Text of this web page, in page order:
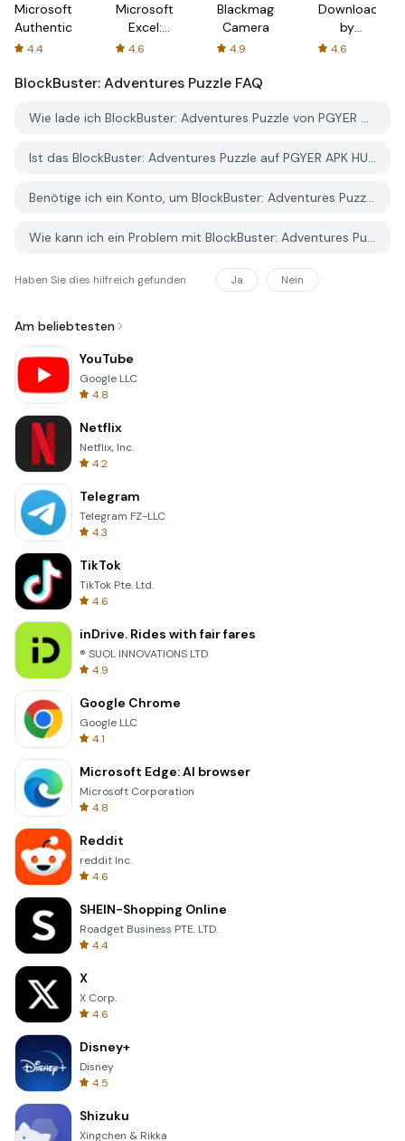
Microsoft
Authenticator
4.4
Microsoft
Excel:
Spreadsheets
4.6
Blackmagic
Camera
4.9
Downloader
by
AFTVnews
4.6
BlockBuster: Adventures Puzzle FAQ
Wie lade ich BlockBuster: Adventures Puzzle von PGYER APK HUB herunter?
Ist das BlockBuster: Adventures Puzzle auf PGYER APK HUB kostenlos zum Download?
Benötige ich ein Konto, um BlockBuster: Adventures Puzzle von PGYER APK HUB herunterzuladen?
Wie kann ich ein Problem mit BlockBuster: Adventures Puzzle auf PGYER APK HUB melden?
Haben Sie dies hilfreich gefunden Ja Nein
Am beliebtesten
YouTube
Google LLC
4.8
Netflix
Netflix, Inc.
4.2
Telegram
Telegram FZ-LLC
4.3
TikTok
TikTok Pte. Ltd.
4.6
inDrive. Rides with fair fares
® SUOL INNOVATIONS LTD
4.9
Google Chrome
Google LLC
4.1
Microsoft Edge: AI browser
Microsoft Corporation
4.8
Reddit
reddit Inc.
4.6
SHEIN-Shopping Online
Roadget Business PTE. LTD.
4.4
X
X Corp.
4.6
Disney+
Disney
4.5
Shizuku
Xingchen & Rikka